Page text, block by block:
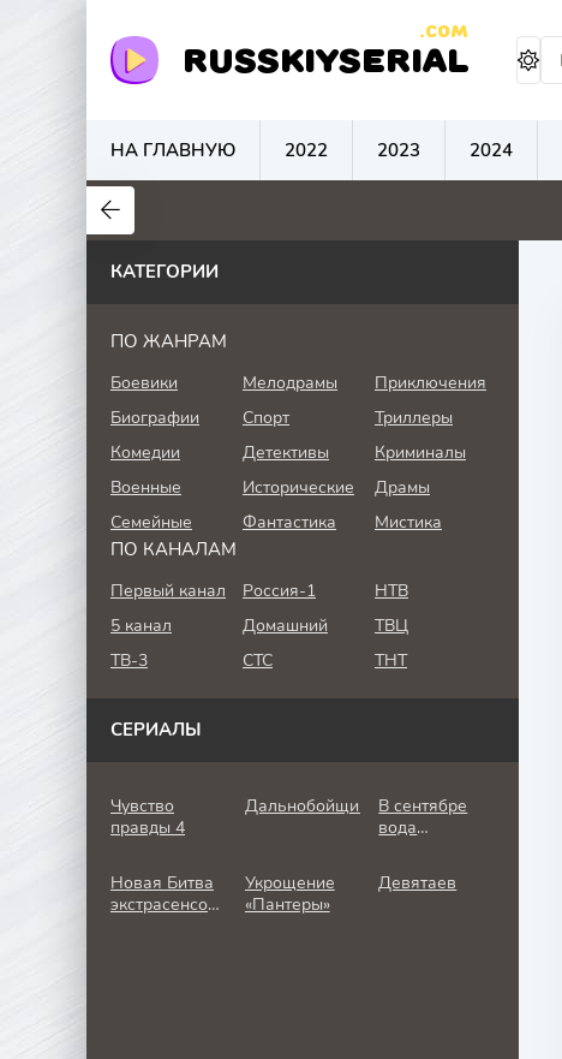
RUSSKIYSERIAL
.COM
НА ГЛАВНУЮ 2022 2023 2024
0
КАТЕГОРИИ
ПО ЖАНРАМ
Боевики Мелодрамы
Приключения
Биографии
Спорт
Триллеры
Комедии
Детективы
Криминалы
Военные
Исторические
Драмы
Семейные
Фантастика Мистика
ПО КАНАЛАМ
Первый канал Россия-1
НТВ
5 канал
Домашний
ТВЦ
ТВ-3
СТС ТНТ
СЕРИАЛЫ
Чувство
правды 4
Дальнобойщик
В сентябре
вода
Новая Битва
экстрасенсов
Укрощение
«Пантеры»
Девятаев